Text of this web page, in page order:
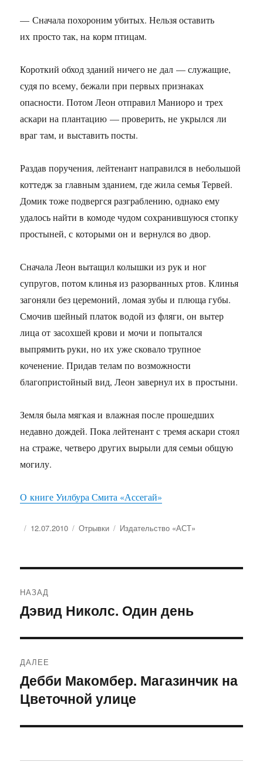
— Сначала похороним убитых. Нельзя оставить
их просто так, на корм птицам.
Короткий обход зданий ничего не дал — служащие,
судя по всему, бежали при первых признаках
опасности. Потом Леон отправил Маниоро и трех
аскари на плантацию — проверить, не укрылся ли
враг там, и выставить посты.
Раздав поручения, лейтенант направился в небольшой
коттедж за главным зданием, где жила семья Тервей.
Домик тоже подвергся разграблению, однако ему
удалось найти в комоде чудом сохранившуюся стопку
простыней, с которыми он и вернулся во двор.
Сначала Леон вытащил колышки из рук и ног
супругов, потом клинья из разорванных ртов. Клинья
загоняли без церемоний, ломая зубы и плюща губы.
Смочив шейный платок водой из фляги, он вытер
лица от засохшей крови и мочи и попытался
выпрямить руки, но их уже сковало трупное
коченение. Придав телам по возможности
благопристойный вид, Леон завернул их в простыни.
Земля была мягкая и влажная после прошедших
недавно дождей. Пока лейтенант с тремя аскари стоял
на страже, четверо других вырыли для семьи общую
могилу.
О книге Уилбура Смита «Ассегай»
Опубликовано
12.07.2010 Рубрики
Отрывки Метки
Издательство «АСТ»
по
НАЗАД
Предыдущая
Дэвид Николс. Один день
ДАЛЕЕ
Следующая
запись:
Дебби Макомбер. Магазинчик на
Цветочной улице